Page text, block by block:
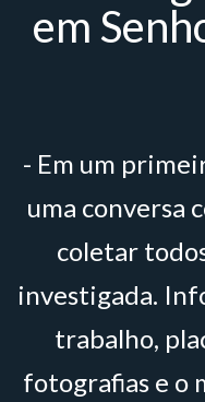
em
- Em um
uma conversa
coletar
investigada.
trabalho,
fotografias e o